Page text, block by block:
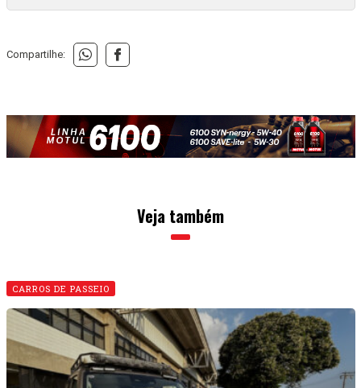
Compartilhe:
Veja também
CARROS DE PASSEIO